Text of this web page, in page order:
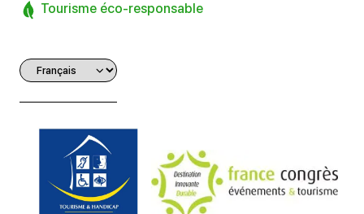
Tourisme éco-responsable